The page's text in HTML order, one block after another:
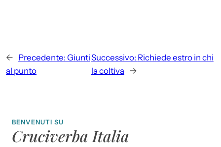
← Precedente: Giunti
al punto
Successivo: Richiede estro in chi
la coltiva
→
BENVENUTI SU
Cruciverba Italia